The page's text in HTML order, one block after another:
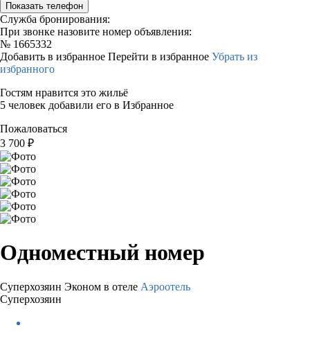
Показать телефон
Служба бронирования:
При звонке назовите номер объявления:
№ 1665332
Добавить в избранное Перейти в избранное Убрать из
избранного
Гостям нравится это жильё
5 человек добавили его в Избранное
Пожаловаться
3 700 ₽
Одноместный номер
Суперхозяин Эконом в отеле Аэроотель
Суперхозяин